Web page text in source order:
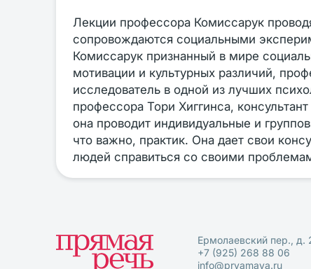
Лекции профессора Комиссарук
сопровождаются социальными
Комиссарук признанный в мире
мотивации и культурных различий,
исследователь в одной из лучших
профессора Тори Хиггинса,
она проводит индивидуальные и
что важно, практик. Она дает свои
людей справиться со своими
Ермолаевский пер., д.
+7 (925) 268 88 06
info@pryamaya.ru